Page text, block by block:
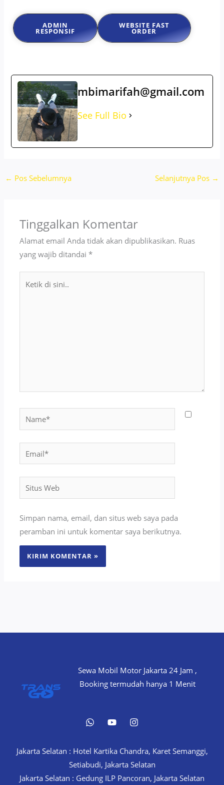
ADMIN
RESPONSIF
WEBSITE FAST
ORDER
mbimarifah@gmail.com
See Full Bio
← Pos Sebelumnya Selanjutnya Pos →
Tinggalkan Komentar
Alamat email Anda tidak akan dipublikasikan. Ruas
yang wajib ditandai*
Name*
Situs
Web
Simpan nama, email, dan situs web saya pada
peramban ini untuk komentar saya berikutnya.
Sewa Mobil Motor Jakarta 24 Jam ,
Booking termudah hanya 1 Menit
Jakarta Selatan : Hotel Kartika Chandra, Karet Semanggi,
Setiabudi, Jakarta Selatan
Jakarta Selatan : Gedung ILP Pancoran, Jakarta Selatan